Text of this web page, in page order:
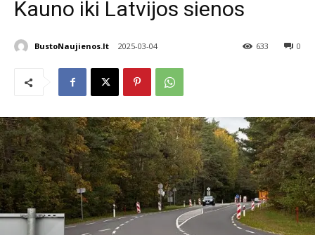
Kauno iki Latvijos sienos
BustoNaujienos.lt 2025-03-04 0
633